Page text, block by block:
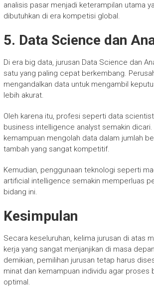
analisis pasar menjadi keterampilan utama
dibutuhkan di era kompetisi global.
5. Data Science dan
Di era big data, jurusan Data Science dan
satu yang paling cepat berkembang.
mengandalkan data untuk mengambil
lebih akurat.
Oleh karena itu, profesi seperti data
business intelligence analyst semakin dicari.
kemampuan mengolah data dalam jumlah
tambah yang sangat kompetitif.
Kemudian, penggunaan teknologi seperti
artificial intelligence semakin memperluas
bidang ini.
Kesimpulan
Secara keseluruhan, kelima jurusan di atas
kerja yang sangat menjanjikan di masa
demikian, pemilihan jurusan tetap harus
minat dan kemampuan individu agar proses
optimal.